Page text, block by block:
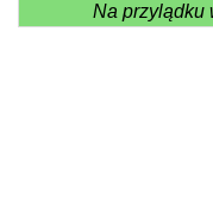
Na przylądku